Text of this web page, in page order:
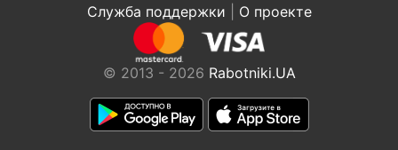
Служба поддержки
О проекте
© 2013 - 2026 Rabotniki.UA